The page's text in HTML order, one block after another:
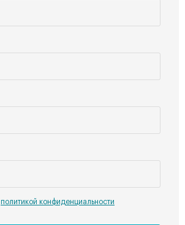
политикой конфиденциальности